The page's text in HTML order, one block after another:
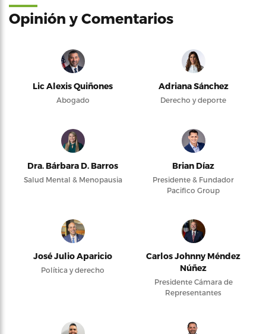
Opinión y Comentarios
Lic Alexis Quiñones
Abogado
Adriana Sánchez
Derecho y deporte
Dra. Bárbara D. Barros
Salud Mental & Menopausia
Brian Díaz
Presidente & Fundador
Pacifico Group
José Julio Aparicio
Política y derecho
Carlos Johnny Méndez
Núñez
Presidente Cámara de
Representantes